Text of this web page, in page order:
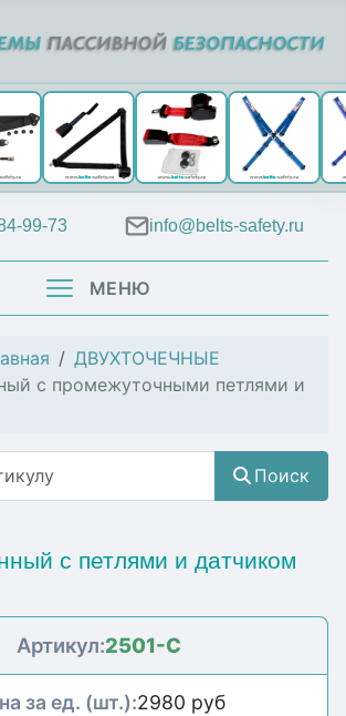
99-73 info@belts-safety.ru
МЕНЮ
ДВУХТОЧЕЧНЫЕ
с промежуточными петлями и
Поиск
с петлями и датчиком
Артикул:2501-С
за ед. (шт.):2980 руб